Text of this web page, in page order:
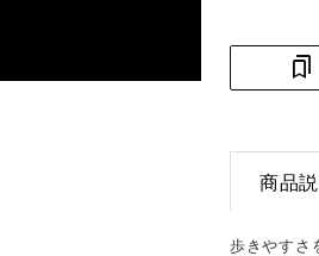
商品
歩きやすさ